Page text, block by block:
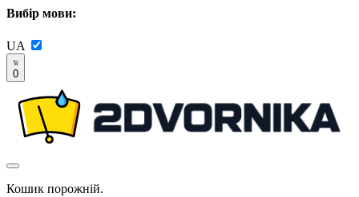
Вибір мови:
UA
0
Кошик порожній.